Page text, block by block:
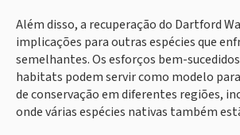
Além disso, a recuperação do Dartford
implicações para outras espécies que
semelhantes. Os esforços bem-
habitats podem servir como modelo
de conservação em diferentes regiões,
onde várias espécies nativas também